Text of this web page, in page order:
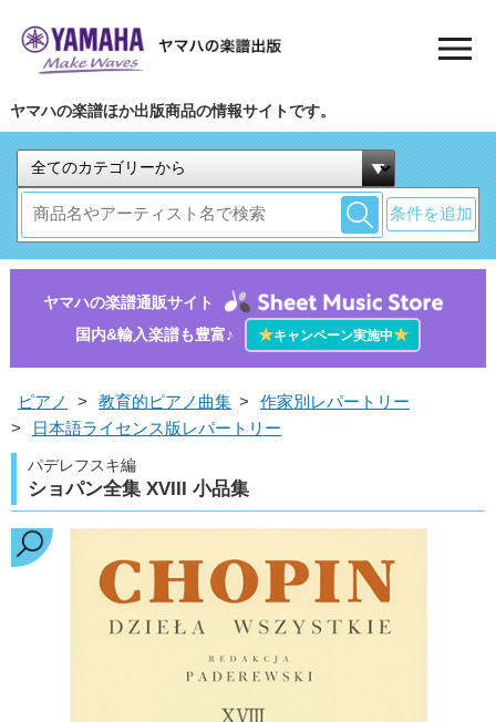
ヤマハの楽譜ほか出版商品の情報サイトです。
条件を追加
ヤマハの楽譜通販サイト
国内&輸入楽譜も豊富♪
★キャンペーン実施中★
ピアノ > 教育的ピアノ曲集 >
作家別レパートリー
>
日本語ライセンス版レパートリー
パデレフスキ編
ショパン全集 XVIII 小品集